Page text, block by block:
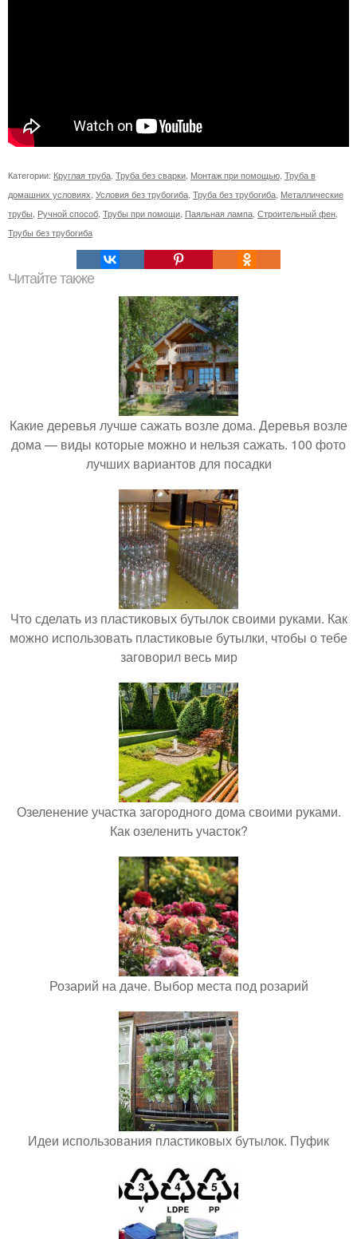
Категории: Круглая труба Труба без сварки Монтаж при помощью Труба в
домашних условиях Условия без трубогиба Труба без трубогиба Металлические
трубы Ручной способ Трубы при помощи Паяльная лампа Строительный фен
Трубы без трубогиба
Читайте также
Какие деревья лучше сажать возле дома. Деревья возле
дома — виды которые можно и нельзя сажать. 100 фото
лучших вариантов для посадки
Что сделать из пластиковых бутылок своими руками. Как
можно использовать пластиковые бутылки, чтобы о тебе
заговорил весь мир
Озеленение участка загородного дома своими руками.
Как озеленить участок?
Розарий на даче. Выбор места под розарий
Идеи использования пластиковых бутылок. Пуфик